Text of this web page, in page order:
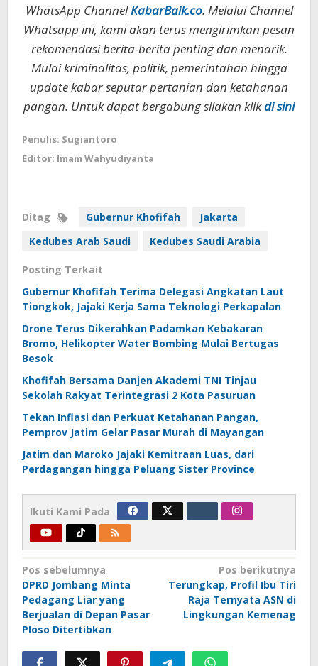
WhatsApp ChannelKabarBaik.co. Melalui Channel
Whatsapp ini, kami akan terus mengirimkan pesan
rekomendasi berita-berita penting dan menarik.
Mulai kriminalitas, politik, pemerintahan hingga
update kabar seputar pertanian dan ketahanan
pangan. Untuk dapat bergabung silakan klikdi sini
Penulis: Sugiantoro
Editor: Imam Wahyudiyanta
Ditag Gubernur Khofifah
Jakarta
Kedubes Arab Saudi
Kedubes Saudi Arabia
Posting Terkait
Gubernur Khofifah Terima Delegasi Angkatan Laut
Tiongkok, Jajaki Kerja Sama Teknologi Perkapalan
Drone Terus Dikerahkan Padamkan Kebakaran
Bromo, Helikopter Water Bombing Mulai Bertugas
Besok
Khofifah Bersama Danjen Akademi TNI Tinjau
Sekolah Rakyat Terintegrasi 2 Kota Pasuruan
Tekan Inflasi dan Perkuat Ketahanan Pangan,
Pemprov Jatim Gelar Pasar Murah di Mayangan
Jatim dan Maroko Jajaki Kemitraan Luas, dari
Perdagangan hingga Peluang Sister Province
Ikuti Kami Pada
Navigasi
pos
Pos sebelumnya
DPRD Jombang Minta
Pedagang Liar yang
Berjualan di Depan Pasar
Ploso Ditertibkan
Pos berikutnya
Terungkap, Profil Ibu Tiri
Raja Ternyata ASN di
Lingkungan Kemenag